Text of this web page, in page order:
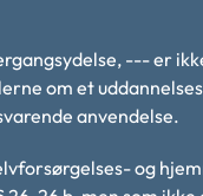
--- er
om et
anvendelse.
og